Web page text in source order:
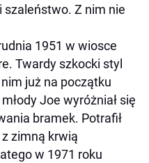
szaleństwo. Z nim nie
1951 w wiosce
Twardy szkocki styl
już na początku
Joe wyróżniał się
bramek. Potrafił
zimną krwią
w 1971 roku